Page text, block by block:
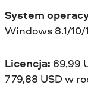
System
Windows 8.1/10/
Licencja: 69,99
779,88 USD w